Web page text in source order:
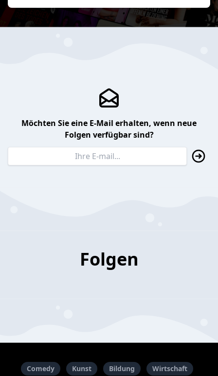
Möchten Sie eine E-Mail erhalten, wenn neue
Folgen verfügbar sind?
Folgen
Comedy Kunst Bildung Wirtschaft